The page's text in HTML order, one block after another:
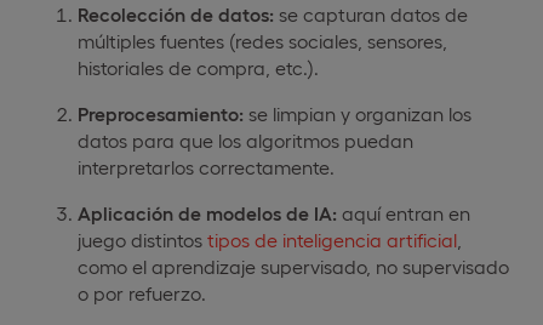
Recolección de datos: se capturan datos de
múltiples fuentes (redes sociales, sensores,
historiales de compra, etc.).
Preprocesamiento: se limpian y organizan los
datos para que los algoritmos puedan
interpretarlos correctamente.
Aplicación de modelos de IA: aquí entran en
juego distintos tipos de inteligencia artificial
como el aprendizaje supervisado, no supervisado
o por refuerzo.